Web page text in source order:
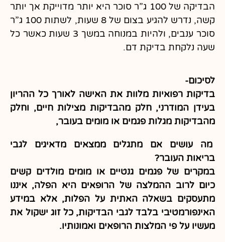
הבדיקה של 100 ג”ר סוכר היא יותר מדוייקת אך יותר
קשה, נדרש להגיע בצום של 8 שעות, לשתות 100 ג”ר
סוכר ענבים, ולהיות במנוחה במשך 3 שעות כאשר כל
שעה נלקחת בדיקת דם.
לסיכום-
בדיקות רפואיות מלוות את האישה לאורך כל ההריון
בעידן המודרני, חלק מהבדיקות מצילות חיים, וחלק
מהבדיקות מגלות פגמים או מומים בעובר,
מה עושים אם מתגלים ממצאים מדאיגים לגבי
בריאות העובר?
במקרים של פגמים גנטיים או מומים מולדים קשים
כיום לרוב ההמלצה של הרופאים היא הפלה, איננו
מתעסקים בשאלה האתית על הפלות, אלא במידע
האינפורמטיבי בלבד לגבי הבדיקות, כל זוג ישקול את
מעשיו על פי המלצות הרופאים ואמונותיו.